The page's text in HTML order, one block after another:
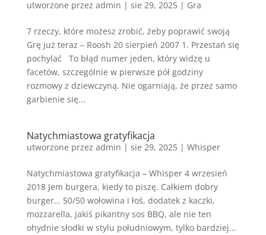
utworzone przez admin | sie 29, 2025| Gra
7 rzeczy, które możesz zrobić, żeby poprawić swoją
Grę już teraz – Roosh 20 sierpień 2007 1. Przestań się
pochylać To błąd numer jeden, który widzę u
facetów, szczególnie w pierwsze pół godziny
rozmowy z dziewczyną. Nie ogarniają, że przez samo
garbienie się...
Natychmiastowa gratyfikacja
utworzone przez admin | sie 29, 2025| Whisper
Natychmiastowa gratyfikacja – Whisper 4 wrzesień
2018 Jem burgera, kiedy to piszę. Całkiem dobry
burger… 50/50 wołowina i łoś, dodatek z kaczki,
mozzarella, jakiś pikantny sos BBQ, ale nie ten
ohydnie słodki w stylu południowym, tylko bardziej...